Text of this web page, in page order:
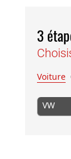
3
Voiture
VW